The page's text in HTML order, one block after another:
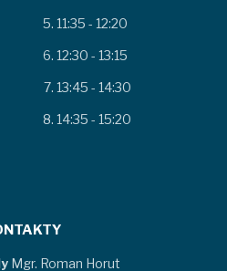
11:35 - 12:20
12:30 - 13:15
13:45 - 14:30
14:35 - 15:20
Mgr. Roman Horut